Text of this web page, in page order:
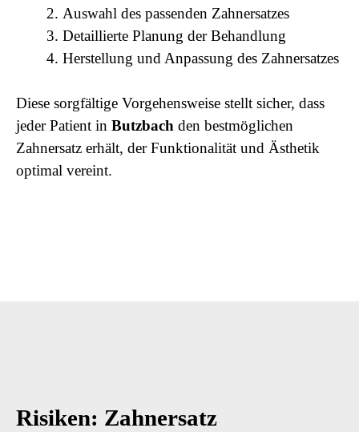
Auswahl des passenden Zahnersatzes
Detaillierte Planung der Behandlung
Herstellung und Anpassung des Zahnersatzes
Diese sorgfältige Vorgehensweise stellt sicher, dass
jeder Patient in Butzbach den bestmöglichen
Zahnersatz erhält, der Funktionalität und Ästhetik
optimal vereint.
Risiken: Zahn­ersatz